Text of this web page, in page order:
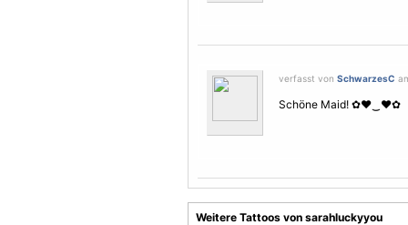
verfasst von SchwarzesC
Schöne Maid! ✿♥‿♥✿
Weitere Tattoos von sarahluckyyou